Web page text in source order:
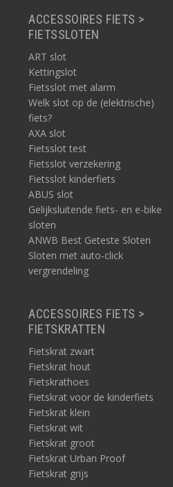
ACCESSOIRES FIETS >
FIETSSLOTEN
ART slot
Kettingslot
Fietsslot met alarm
Welk slot op de (elektrische)
fiets?
AXA slot
Fietsslot test
Fietsslot verzekering
Fietsslot kinderfiets
ABUS slot
Gelijksluitende fiets- en e-bike
sloten
ANWB Best Geteste Sloten
Sloten met auto-click
vergrendeling
ACCESSOIRES FIETS >
FIETSKRATTEN
Fietskrat zwart
Fietskrat hout
Fietskrathoes
Fietskrat voor de kinderfiets
Fietskrat klein
Fietskrat wit
Fietskrat groot
Fietskrat Urban Proof
Fietskrat grijs